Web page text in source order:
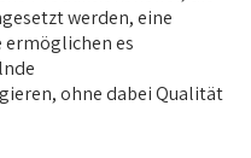
werden, eine
ermöglichen es
ohne dabei Qualität